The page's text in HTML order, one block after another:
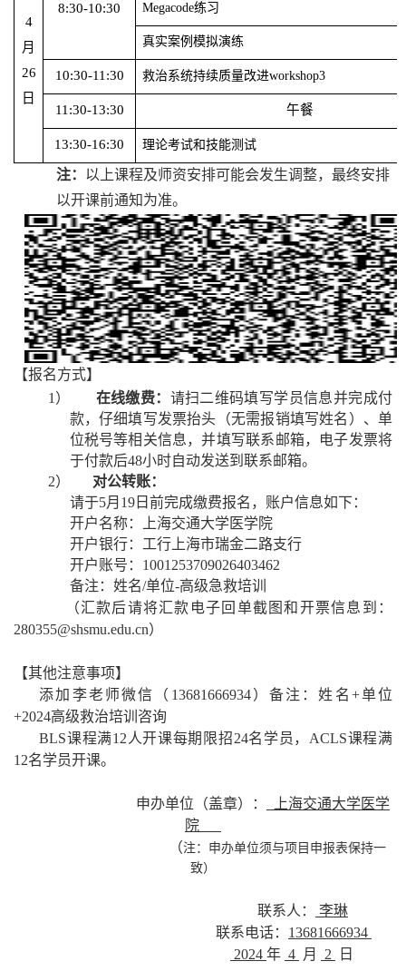
4
月
26
日
8:30-10:30 Megacode练习
真实案例模拟演练
10:30-11:30 救治系统持续质量改进workshop3
11:30-13:30 午餐
13:30-16:30 理论考试和技能测试
注： 以上课程及师资安排可能会发生调整，最终安排
以开课前通知为准。
【报名方式】
1）
在线缴费： 请扫二维码填写学员信息并完成付
款，仔细填写发票抬头（无需报销填写姓名）、单
位税号等相关信息，并填写联系邮箱，电子发票将
于付款后48小时自动发送到联系邮箱。
2）
对公转账：
请于5月 19日前完成缴费报名，账户信息如下：
开户名称：上海交通大学医学院
开户银行：工行上海市瑞金二路支行
开户账号： 1001253709026403462
备注：姓名/单位-高级急救培训
（汇款后请将汇款电子回单截图和开票信息到：
280355@shsmu.edu.cn）
【其他注意事项】
添加 李老师微信（ 13681666934）备注：姓名 +单位
+2024高级救治培训咨询
BLS课程满12 人开课每期限招24名学员，ACLS课程满
12名学员开课。
申办单位（盖章）：
上海交通大学医学
院
（注：申办单位须与项目申报表保持一
致）
联系人：
李琳
联系电话： 13681666934
2024 年 4 月 2 日